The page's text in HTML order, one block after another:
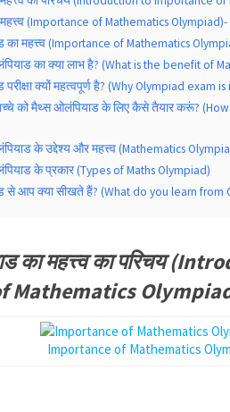
(Importance of Mathematics Olympiad)-
का महत्त्व (Importance of Mathematics
का क्या लाभ है? (What is the benefit of
क्यों महत्वपूर्ण है? (Why Olympiad exam
को मैथ्स ओलंपियाड के लिए कैसे तैयार करूं?
के उद्देश्य और महत्त्व (Mathematics
के प्रकार (Types of Maths Olympiad)
से आप क्या सीखते हैं? (What do you learn from
का महत्त्व का परिचय
Mathematics
Importance of Mathematics